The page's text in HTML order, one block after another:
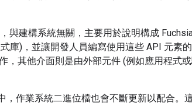
與建構系統無關，主要用於說明構成
庫)，並讓開發人員編寫使用這些 API 元素
，其他介面則是由外部元件 (例如應用程式
，作業系統二進位檔也會不斷更新以配合。